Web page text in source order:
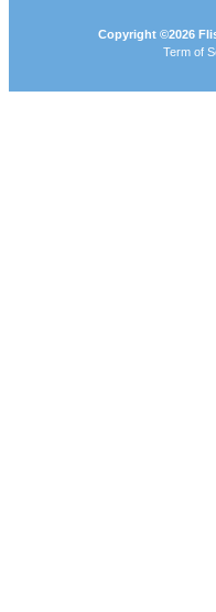
Copyright ©2026
Term of